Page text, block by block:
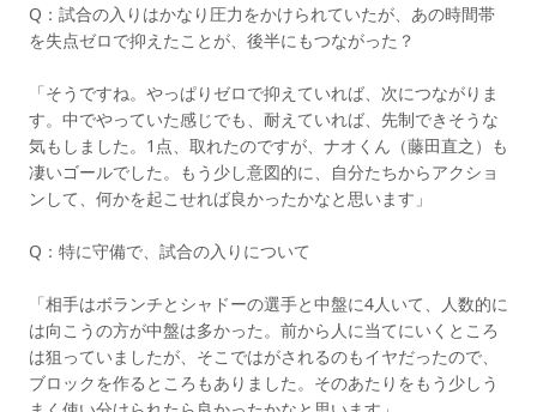
Q：試合の入りはかなり圧力をかけられていたが、あの時間帯
を失点ゼロで抑えたことが、後半にもつながった？
「そうですね。やっぱりゼロで抑えていれば、次につながりま
す。中でやっていた感じでも、耐えていれば、先制できそうな
気もしました。1点、取れたのですが、ナオくん（藤田直之）も
凄いゴールでした。もう少し意図的に、自分たちからアクショ
ンして、何かを起こせれば良かったかなと思います」
Q：特に守備で、試合の入りについて
「相手はボランチとシャドーの選手と中盤に4人いて、人数的に
は向こうの方が中盤は多かった。前から人に当てにいくところ
は狙っていましたが、そこではがされるのもイヤだったので、
ブロックを作るところもありました。そのあたりをもう少しう